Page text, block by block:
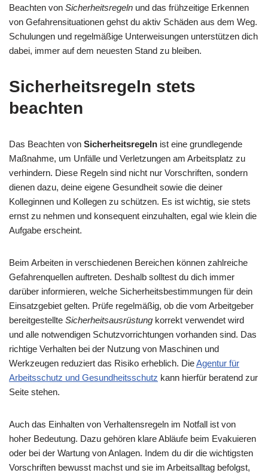
Beachten von Sicherheitsregeln und das frühzeitige Erkennen
von Gefahrensituationen gehst du aktiv Schäden aus dem Weg.
Schulungen und regelmäßige Unterweisungen unterstützen dich
dabei, immer auf dem neuesten Stand zu bleiben.
Sicherheitsregeln stets
beachten
Das Beachten von Sicherheitsregeln ist eine grundlegende
Maßnahme, um Unfälle und Verletzungen am Arbeitsplatz zu
verhindern. Diese Regeln sind nicht nur Vorschriften, sondern
dienen dazu, deine eigene Gesundheit sowie die deiner
Kolleginnen und Kollegen zu schützen. Es ist wichtig, sie stets
ernst zu nehmen und konsequent einzuhalten, egal wie klein die
Aufgabe erscheint.
Beim Arbeiten in verschiedenen Bereichen können zahlreiche
Gefahrenquellen auftreten. Deshalb solltest du dich immer
darüber informieren, welche Sicherheitsbestimmungen für dein
Einsatzgebiet gelten. Prüfe regelmäßig, ob die vom Arbeitgeber
bereitgestellte Sicherheitsausrüstung korrekt verwendet wird
und alle notwendigen Schutzvorrichtungen vorhanden sind. Das
richtige Verhalten bei der Nutzung von Maschinen und
Werkzeugen reduziert das Risiko erheblich. DieAgentur für
Arbeitsschutz und Gesundheitsschutz kann hierfür beratend zur
Seite stehen.
Auch das Einhalten von Verhaltensregeln im Notfall ist von
hoher Bedeutung. Dazu gehören klare Abläufe beim Evakuieren
oder bei der Wartung von Anlagen. Indem du dir die wichtigsten
Vorschriften bewusst machst und sie im Arbeitsalltag befolgst,